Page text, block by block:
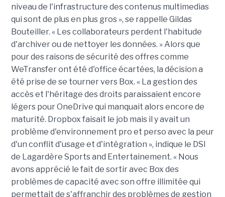
niveau de l'infrastructure des contenus multimedias
qui sont de plus en plus gros », se rappelle Gildas
Bouteiller. « Les collaborateurs perdent l'habitude
d'archiver ou de nettoyer les données. » Alors que
pour des raisons de sécurité des offres comme
WeTransfer ont été d'office écartées, la décision a
été prise de se tourner vers Box. « La gestion des
accès et l'héritage des droits paraissaient encore
légers pour OneDrive qui manquait alors encore de
maturité. Dropbox faisait le job mais il y avait un
problème d'environnement pro et perso avec la peur
d'un conflit d'usage et d'intégration », indique le DSI
de Lagardère Sports and Entertainement. « Nous
avons apprécié le fait de sortir avec Box des
problèmes de capacité avec son offre illimitée qui
permettait de s'affranchir des problèmes de gestion